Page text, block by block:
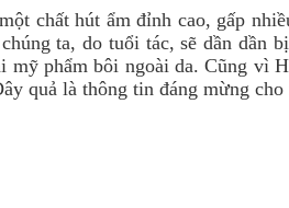
chất hút ẩm đỉnh cao, gấp
ta, do tuổi tác, sẽ dần dần
mỹ phẩm bôi ngoài da. Cũng vì
quả là thông tin đáng mừng